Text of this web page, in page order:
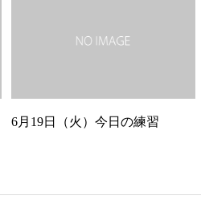
6月19日（火）今日の練習